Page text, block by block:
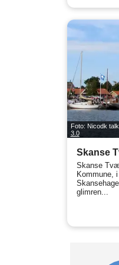
Foto: Nicodk
3.0
Skanse
Skanse
Kommune,
glimren...